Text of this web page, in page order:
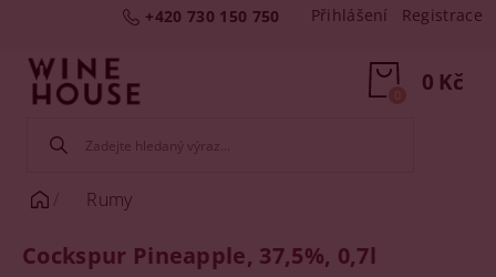
+420 730 150 750 Přihlášení Registrace
0 Kč
0
Rumy
Cockspur Pineapple, 37,5%, 0,7l